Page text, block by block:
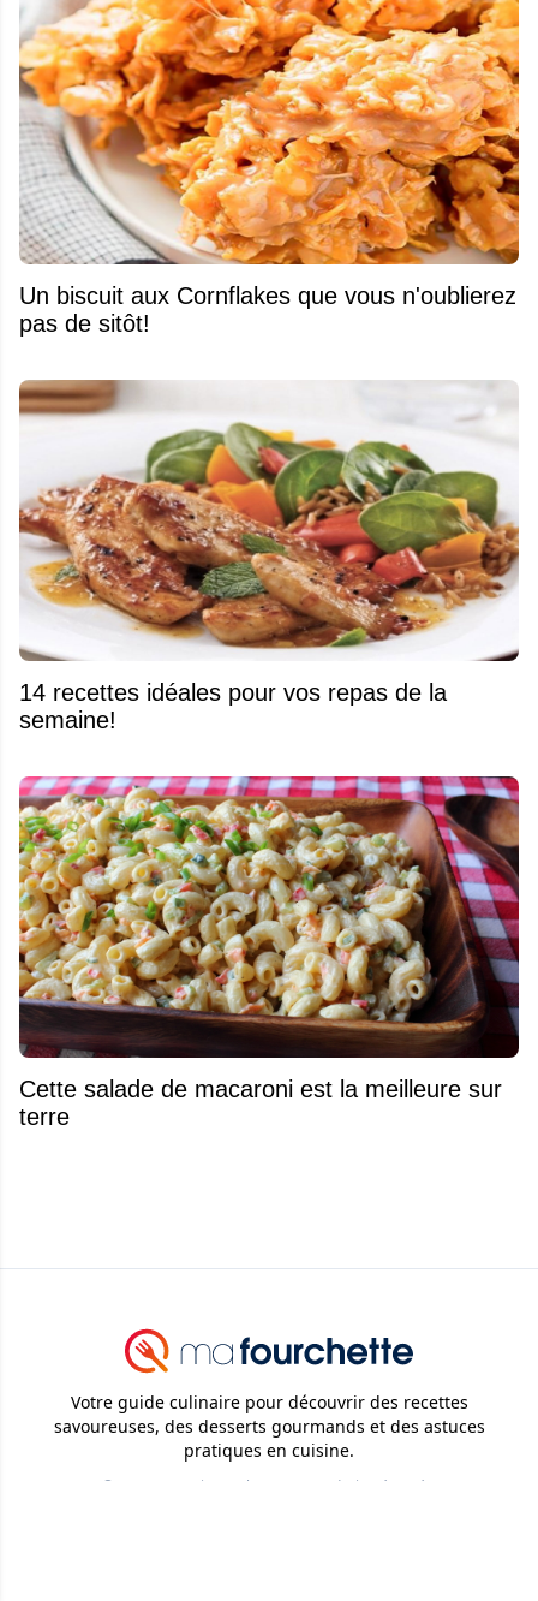
Un biscuit aux Cornflakes que vous n'oublierez
pas de sitôt!
14 recettes idéales pour vos repas de la
semaine!
Cette salade de macaroni est la meilleure sur
terre
Votre guide culinaire pour découvrir des recettes
savoureuses, des desserts gourmands et des astuces
pratiques en cuisine.
© 2026 Attraction Web S.E.C. Tous droits réservés.